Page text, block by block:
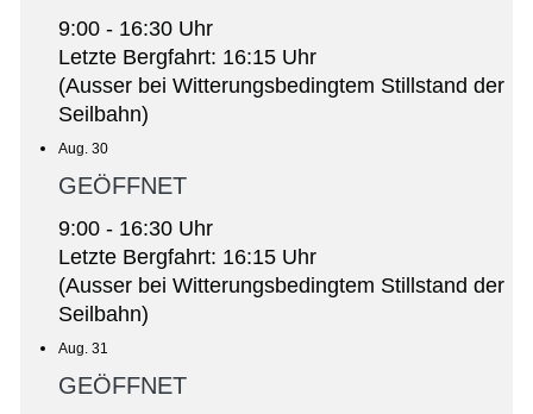
9:00 - 16:30 Uhr
Letzte Bergfahrt: 16:15 Uhr
(Ausser bei Witterungsbedingtem Stillstand der
Seilbahn)
Aug. 30
GEÖFFNET
9:00 - 16:30 Uhr
Letzte Bergfahrt: 16:15 Uhr
(Ausser bei Witterungsbedingtem Stillstand der
Seilbahn)
Aug. 31
GEÖFFNET